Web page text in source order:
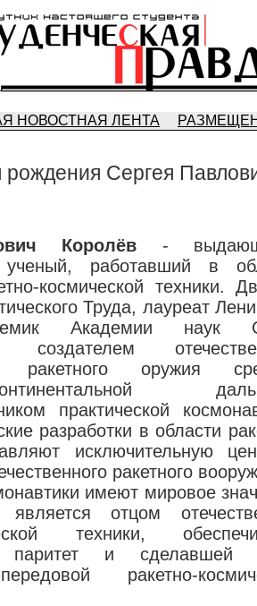
НОВОСТНАЯ ЛЕНТА
рождения Сергея
Королёв -
ученый, работавший в
космической техники.
Труда, лауреат
Академии наук
ракетного оружия
практической
разработки в области
исключительную
ракетного
имеют мировое
отцом
техники,
паритет и сделавшей
ракетно-